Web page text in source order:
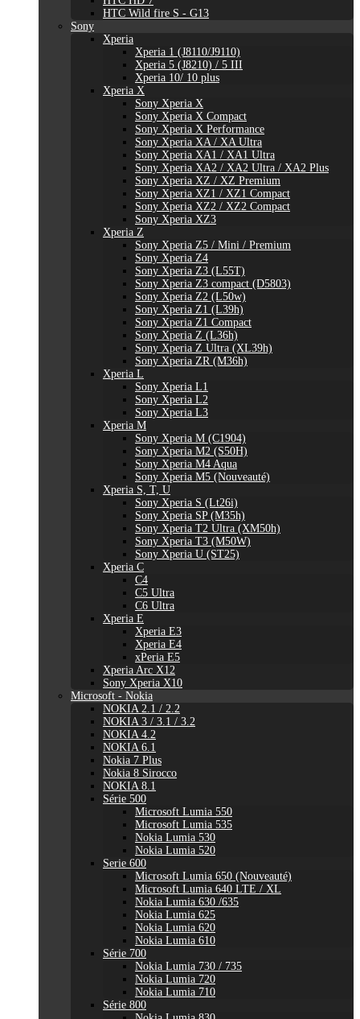
HTC Wild fire S - G13
Sony
Xperia
Xperia 1 (J8110/J9110)
Xperia 5 (J8210) / 5 III
Xperia 10/ 10 plus
Xperia X
Sony Xperia X
Sony Xperia X Compact
Sony Xperia X Performance
Sony Xperia XA / XA Ultra
Sony Xperia XA1 / XA1 Ultra
Sony Xperia XA2 / XA2 Ultra / XA2 Plus
Sony Xperia XZ / XZ Premium
Sony Xperia XZ1 / XZ1 Compact
Sony Xperia XZ2 / XZ2 Compact
Sony Xperia XZ3
Xperia Z
Sony Xperia Z5 / Mini / Premium
Sony Xperia Z4
Sony Xperia Z3 (L55T)
Sony Xperia Z3 compact (D5803)
Sony Xperia Z2 (L50w)
Sony Xperia Z1 (L39h)
Sony Xperia Z1 Compact
Sony Xperia Z (L36h)
Sony Xperia Z Ultra (XL39h)
Sony Xperia ZR (M36h)
Xperia L
Sony Xperia L1
Sony Xperia L2
Sony Xperia L3
Xperia M
Sony Xperia M (C1904)
Sony Xperia M2 (S50H)
Sony Xperia M4 Aqua
Sony Xperia M5 (Nouveauté)
Xperia S, T, U
Sony Xperia S (Lt26i)
Sony Xperia SP (M35h)
Sony Xperia T2 Ultra (XM50h)
Sony Xperia T3 (M50W)
Sony Xperia U (ST25)
Xperia C
C4
C5 Ultra
C6 Ultra
Xperia E
Xperia E3
Xperia E4
xPeria E5
Xperia Arc X12
Sony Xperia X10
Microsoft - Nokia
NOKIA 2.1 / 2.2
NOKIA 3 / 3.1 / 3.2
NOKIA 4.2
NOKIA 6.1
Nokia 7 Plus
Nokia 8 Sirocco
NOKIA 8.1
Série 500
Microsoft Lumia 550
Microsoft Lumia 535
Nokia Lumia 530
Nokia Lumia 520
Serie 600
Microsoft Lumia 650 (Nouveauté)
Microsoft Lumia 640 LTE / XL
Nokia Lumia 630 /635
Nokia Lumia 625
Nokia Lumia 620
Nokia Lumia 610
Série 700
Nokia Lumia 730 / 735
Nokia Lumia 720
Nokia Lumia 710
Série 800